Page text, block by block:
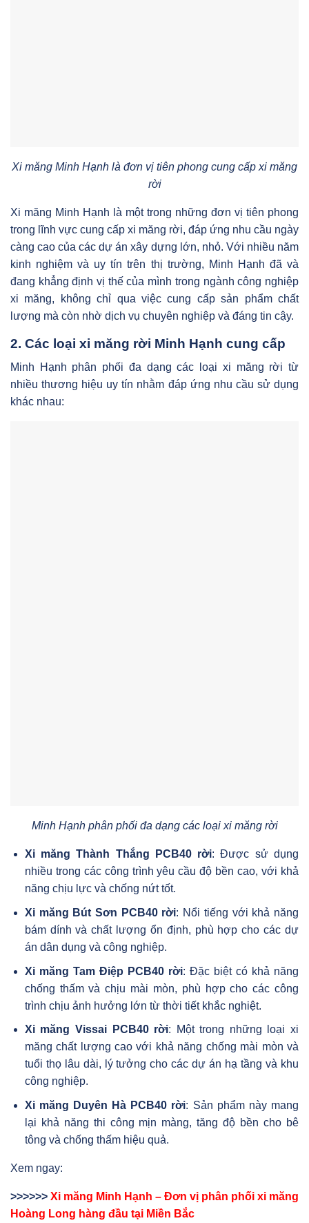
Xi măng Minh Hạnh là đơn vị tiên phong cung cấp xi măng
rời
Xi măng Minh Hạnh là một trong những đơn vị tiên phong
trong lĩnh vực cung cấp xi măng rời, đáp ứng nhu cầu ngày
càng cao của các dự án xây dựng lớn, nhỏ. Với nhiều năm
kinh nghiệm và uy tín trên thị trường, Minh Hạnh đã và
đang khẳng định vị thế của mình trong ngành công nghiệp
xi măng, không chỉ qua việc cung cấp sản phẩm chất
lượng mà còn nhờ dịch vụ chuyên nghiệp và đáng tin cậy.
2. Các loại xi măng rời Minh Hạnh cung cấp
Minh Hạnh phân phối đa dạng các loại xi măng rời từ
nhiều thương hiệu uy tín nhằm đáp ứng nhu cầu sử dụng
khác nhau:
Minh Hạnh phân phối đa dạng các loại xi măng rời
Xi măng Thành Thắng PCB40 rời: Được sử dụng
nhiều trong các công trình yêu cầu độ bền cao, với khả
năng chịu lực và chống nứt tốt.
Xi măng Bút Sơn PCB40 rời: Nổi tiếng với khả năng
bám dính và chất lượng ổn định, phù hợp cho các dự
án dân dụng và công nghiệp.
Xi măng Tam Điệp PCB40 rời: Đặc biệt có khả năng
chống thấm và chịu mài mòn, phù hợp cho các công
trình chịu ảnh hưởng lớn từ thời tiết khắc nghiệt.
Xi măng Vissai PCB40 rời: Một trong những loại xi
măng chất lượng cao với khả năng chống mài mòn và
tuổi thọ lâu dài, lý tưởng cho các dự án hạ tầng và khu
công nghiệp.
Xi măng Duyên Hà PCB40 rời: Sản phẩm này mang
lại khả năng thi công mịn màng, tăng độ bền cho bê
tông và chống thấm hiệu quả.
Xem ngay:
>>>>>> Xi măng Minh Hạnh – Đơn vị phân phối xi măng
Hoàng Long hàng đầu tại Miền Bắc